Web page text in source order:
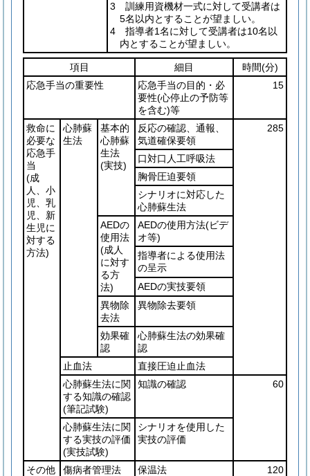
3 訓練用資機材一式に対して受講者は
5名以内とすることが望ましい。
4 指導者1名に対して受講者は10名以
内とすることが望ましい。
項目 細目 時間(分)
応急手当の重要性
応急手当の目的・必
要性(心停止の予防等
を含む)等
15
救命に
必要な
応急手
当
(成
人、小
児、乳
児、新
生児に
対する
方法)
心肺蘇
生法
基本的
心肺蘇
生法
(実技)
反応の確認、通報、
気道確保要領
285
口対口人工呼吸法
胸骨圧迫要領
シナリオに対応した
心肺蘇生法
AEDの
使用法
(成人
に対す
る方
法)
AEDの使用方法(ビデ
オ等)
指導者による使用法
の呈示
AEDの実技要領
異物除
去法
異物除去要領
効果確
認
心肺蘇生法の効果確
認
止血法
直接圧迫止血法
心肺蘇生法に関
する知識の確認
(筆記試験)
知識の確認 60
心肺蘇生法に関
する実技の評価
(実技試験)
シナリオを使用した
実技の評価
その他
傷病者管理法 保温法
120